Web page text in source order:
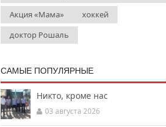
Акция «Мама»
хоккей
доктор Рошаль
САМЫЕ ПОПУЛЯРНЫЕ
Никто, кроме нас
03 августа 2026